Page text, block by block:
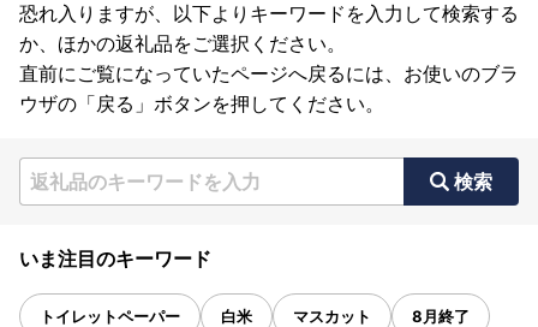
恐れ入りますが、以下よりキーワードを入力して検索する
か、ほかの返礼品をご選択ください。
直前にご覧になっていたページへ戻るには、お使いのブラ
ウザの「戻る」ボタンを押してください。
検索
いま注目のキーワード
トイレットペーパー 白米 マスカット 8月終了